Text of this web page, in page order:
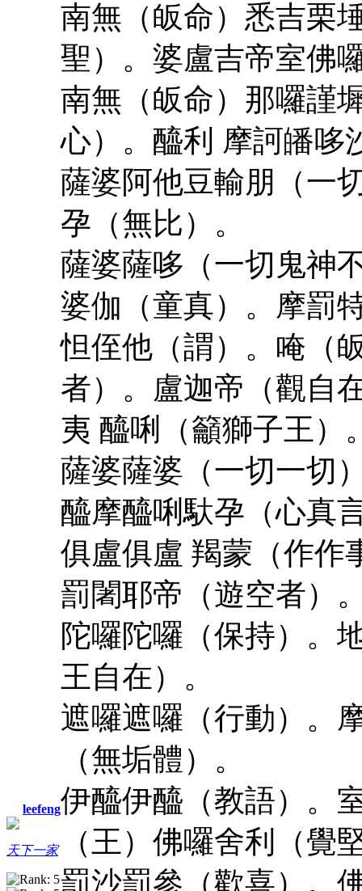
leefeng
天下一家
南無（皈命）悉吉栗
聖）。婆盧吉帝室佛
南無（皈命）那囉謹
心）。醯利 摩訶皤哆
薩婆阿他豆輸朋（一
孕（無比）。
薩婆薩哆（一切鬼神
婆伽（童真）。摩罰
怛侄他（謂）。唵（
者）。盧迦帝（觀自
夷 醯唎（籲獅子王）
薩婆薩婆（一切一切
醯摩醯唎馱孕（心真
俱盧俱盧 羯蒙（作作
罰闍耶帝（遊空者）
陀囉陀囉（保持）。
王自在）。
遮囉遮囉（行動）。
（無垢體）。
伊醯伊醯（教語）。
（王）佛囉舍利（覺
罰沙罰參（歡喜）。